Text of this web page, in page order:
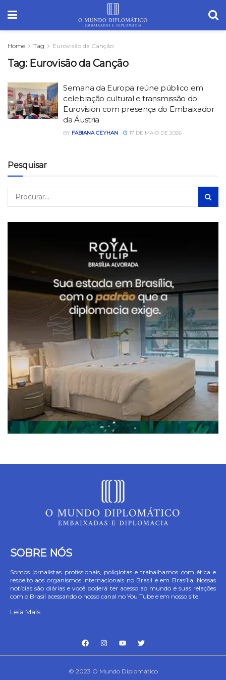
Home Tag Eurovisão da Canção
Tag: Eurovisão da Canção
Semana da Europa reúne público em
celebração cultural e transmissão do
Eurovision com presença do Embaixador
da Áustria
BY FABIANA CEYHAN 17 DE MAIO DE 2026
Pesquisar
SOBRE NÓS
Somos jornalistas profissionais, poliglotas e trabalhamos com ética e
respeito aos organismos Internacionais no Brasil e em Brasília. Nossas
notícias são diárias e você poderá ter acesso ao mundo e suas relações
com o Brasil acessando o nosso canal no You Tube e em nosso site.
Leia Mais
© 2023 O Mundo Diplomático